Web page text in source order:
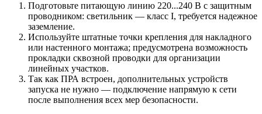
Подготовьте питающую линию 220...240 В с защитным
проводником: светильник — класс I, требуется надежное
заземление.
Используйте штатные точки крепления для накладного
или настенного монтажа; предусмотрена возможность
прокладки сквозной проводки для организации
линейных участков.
Так как ПРА встроен, дополнительных устройств
запуска не нужно — подключение напрямую к сети
после выполнения всех мер безопасности.